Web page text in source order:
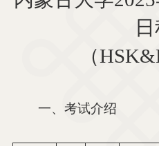
（
一、 考试介绍